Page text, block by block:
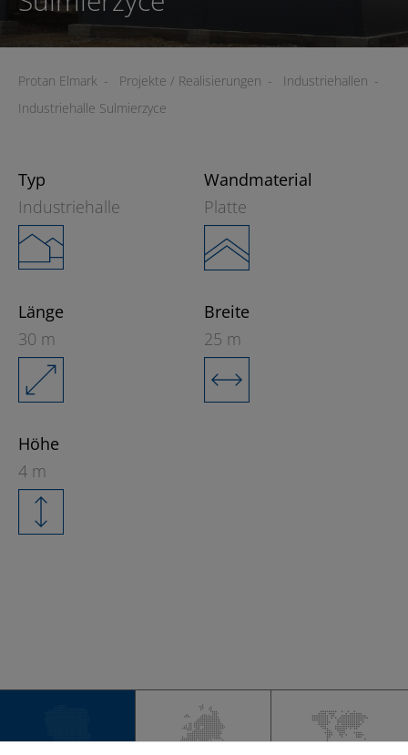
Protan Elmark - Projekte / Realisierungen - Industriehallen -
Industriehalle Sulmierzyce
Typ
Industriehalle
Wandmaterial
Platte
Länge
30 m
Breite
25 m
Höhe
4 m
−